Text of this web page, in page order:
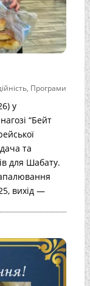
, Програми
у
“Бейт
та
для Шабату.
вихід —